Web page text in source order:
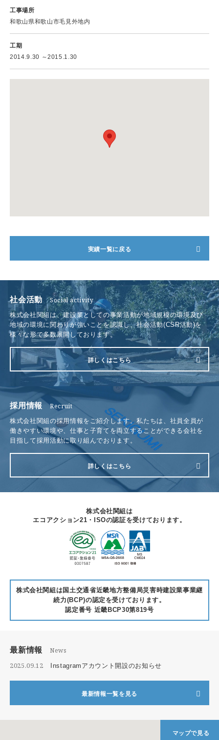
会社概要
施工実績
社会活動
採用情報
電話をかける
お問い合わせ
工事場所
和歌山県和歌山市毛見外地内
工期
2014.9.30 ～2015.1.30
実績一覧に戻る
社会活動 Social activity
株式会社関組は、建設業としての事業活動が地域規模の環境及び
地域の環境に関わりが強いことを認識し、社会活動(CSR活動)を
様々な形で多数展開しております。
詳しくはこちら
採用情報 Recruit
株式会社関組の採用情報をご紹介します。私たちは、社員全員が
働きやすい環境や、仕事と子育てを両立することができる会社を
目指して採用活動に取り組んでおります。
詳しくはこちら
株式会社関組は
エコアクション21・ISOの認証を受けております。
株式会社関組は国土交通省近畿地方整備局災害時建設業事業継
続力(BCP)の認定を受けております。
認定番号 近畿BCP30第819号
最新情報 News
2025.09.12 Instagramアカウント開設のお知らせ
最新情報一覧を見る
マップで見る